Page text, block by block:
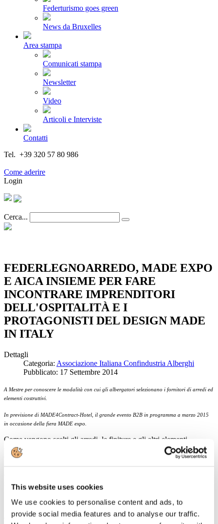
This website uses cookies
We use cookies to personalise content and ads, to
provide social media features and to analyse our traffic.
Federturismo goes green
News da Bruxelles
Area stampa
Comunicati stampa
Newsletter
Video
Articoli e Interviste
Contatti
Tel. +39 320 57 80 986
Come aderire
Login
Cerca...
FEDERLEGNOARREDO, MADE EXPO
E AICA INSIEME PER FARE
INCONTRARE IMPRENDITORI
DELL'OSPITALITÀ E I
PROTAGONISTI DEL DESIGN MADE
IN ITALY
Dettagli
Categoria: Associazione Italiana Confindustria Alberghi
Pubblicato: 17 Settembre 2014
A Mestre per conoscere le modalità con cui gli albergatori selezionano i fornitori di arredi ed
elementi costruttivi.
In previsione di MADE4Contract-Hotel, il grande evento B2B in programma a marzo 2015
in occasione della fiera MADE expo.
Come vengono scelti gli arredi, le finiture e gli altri elementi
costruttivi quando un albergo decide che è giunta l'ora di rinnovarsi?
Quali linee deve seguire un'impresa per essere selezionata come
indipendente?
A questi e altri quesiti si è cercato di dare risposta nell'incontro che -
di fronte a una platea di oltre 200 addetti ai lavori tra albergatori e